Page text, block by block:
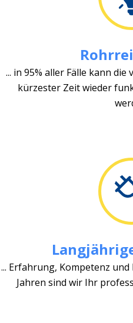
... in 95% aller Fälle kann
kürzester Zeit wieder
... Erfahrung, Kompetenz
Jahren sind wir Ihr